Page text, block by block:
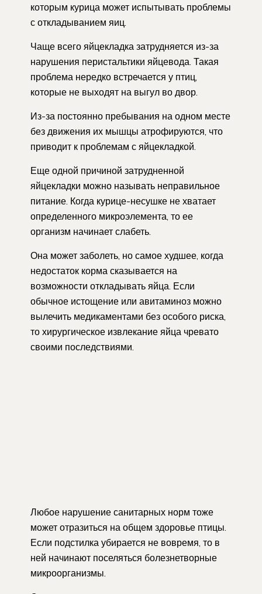
которым курица может испытывать проблемы
с откладыванием яиц.
Чаще всего яйцекладка затрудняется из-за
нарушения перистальтики яйцевода. Такая
проблема нередко встречается у птиц,
которые не выходят на выгул во двор.
Из-за постоянно пребывания на одном месте
без движения их мышцы атрофируются, что
приводит к проблемам с яйцекладкой.
Еще одной причиной затрудненной
яйцекладки можно называть неправильное
питание. Когда курице-несушке не хватает
определенного микроэлемента, то ее
организм начинает слабеть.
Она может заболеть, но самое худшее, когда
недостаток корма сказывается на
возможности откладывать яйца. Если
обычное истощение или авитаминоз можно
вылечить медикаментами без особого риска,
то хирургическое извлекание яйца чревато
своими последствиями.
Любое нарушение санитарных норм тоже
может отразиться на общем здоровье птицы.
Если подстилка убирается не вовремя, то в
ней начинают поселяться болезнетворные
микроорганизмы.